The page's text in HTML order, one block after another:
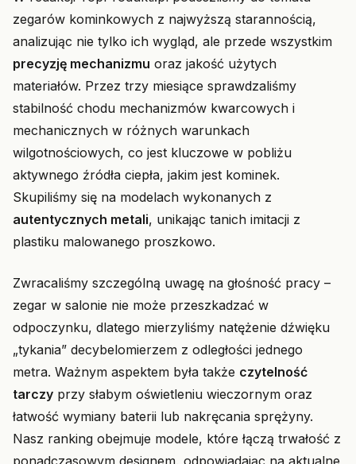
zegarów kominkowych z najwyższą starannością,
analizując nie tylko ich wygląd, ale przede wszystkim
precyzję mechanizmu oraz jakość użytych
materiałów. Przez trzy miesiące sprawdzaliśmy
stabilność chodu mechanizmów kwarcowych i
mechanicznych w różnych warunkach
wilgotnościowych, co jest kluczowe w pobliżu
aktywnego źródła ciepła, jakim jest kominek.
Skupiliśmy się na modelach wykonanych z
autentycznych metali, unikając tanich imitacji z
plastiku malowanego proszkowo.
Zwracaliśmy szczególną uwagę na głośność pracy –
zegar w salonie nie może przeszkadzać w
odpoczynku, dlatego mierzyliśmy natężenie dźwięku
„tykania” decybelomierzem z odległości jednego
metra. Ważnym aspektem była także czytelność
tarczy przy słabym oświetleniu wieczornym oraz
łatwość wymiany baterii lub nakręcania sprężyny.
Nasz ranking obejmuje modele, które łączą trwałość z
ponadczasowym designem, odpowiadając na aktualne